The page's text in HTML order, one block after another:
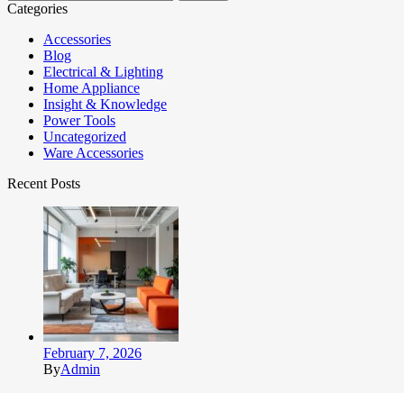
Categories
Accessories
Blog
Electrical & Lighting
Home Appliance
Insight & Knowledge
Power Tools
Uncategorized
Ware Accessories
Recent Posts
February 7, 2026
ByAdmin